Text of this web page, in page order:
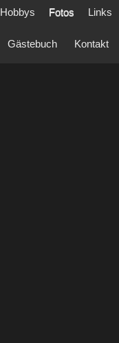
Hobbys Fotos Links
Gästebuch Kontakt